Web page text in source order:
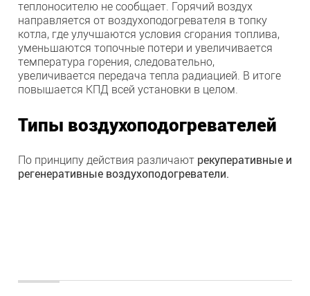
теплоносителю не сообщает. Горячий воздух
направляется от воздухоподогревателя в топку
котла, где улучшаются условия сгорания топлива,
уменьшаются топочные потери и увеличивается
температура горения, следовательно,
увеличивается передача тепла радиацией. В итоге
повышается КПД всей установки в целом.
Типы воздухоподогревателей
По принципу действия различа­ют рекуперативные и
регенератив­ные воздухоподогреватели.